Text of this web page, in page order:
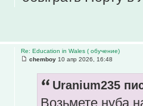
Re: Education in Wales ( обучение)
chemboy 10 апр 2026, 16:48
Uranium235
Возьмете нуба